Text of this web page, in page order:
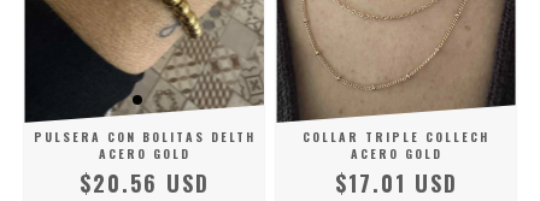
PULSERA CON BOLITAS DELTH
ACERO GOLD
$20.56 USD
COLLAR TRIPLE COLLECH
ACERO GOLD
$17.01 USD